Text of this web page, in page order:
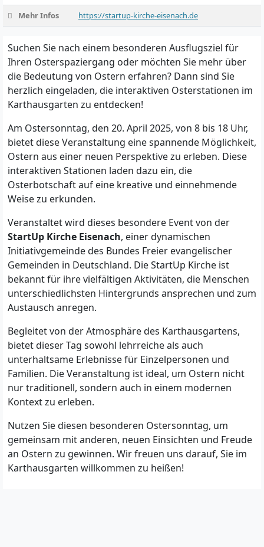
Mehr Infos
https://startup-kirche-eisenach.de
Suchen Sie nach einem besonderen Ausflugsziel für
Ihren Osterspaziergang oder möchten Sie mehr über
die Bedeutung von Ostern erfahren? Dann sind Sie
herzlich eingeladen, die interaktiven Osterstationen im
Karthausgarten zu entdecken!
Am Ostersonntag, den 20. April 2025, von 8 bis 18 Uhr,
bietet diese Veranstaltung eine spannende Möglichkeit,
Ostern aus einer neuen Perspektive zu erleben. Diese
interaktiven Stationen laden dazu ein, die
Osterbotschaft auf eine kreative und einnehmende
Weise zu erkunden.
Veranstaltet wird dieses besondere Event von der
StartUp Kirche Eisenach, einer dynamischen
Initiativgemeinde des Bundes Freier evangelischer
Gemeinden in Deutschland. Die StartUp Kirche ist
bekannt für ihre vielfältigen Aktivitäten, die Menschen
unterschiedlichsten Hintergrunds ansprechen und zum
Austausch anregen.
Begleitet von der Atmosphäre des Karthausgartens,
bietet dieser Tag sowohl lehrreiche als auch
unterhaltsame Erlebnisse für Einzelpersonen und
Familien. Die Veranstaltung ist ideal, um Ostern nicht
nur traditionell, sondern auch in einem modernen
Kontext zu erleben.
Nutzen Sie diesen besonderen Ostersonntag, um
gemeinsam mit anderen, neuen Einsichten und Freude
an Ostern zu gewinnen. Wir freuen uns darauf, Sie im
Karthausgarten willkommen zu heißen!